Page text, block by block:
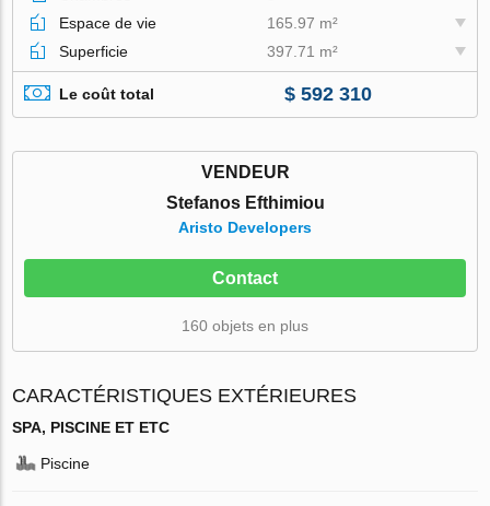
Espace de vie
165.97 m²
Superficie
397.71 m²
Le coût total $ 592 310
VENDEUR
Stefanos Efthimiou
Aristo Developers
Contact
160 objets en plus
CARACTÉRISTIQUES EXTÉRIEURES
SPA, PISCINE ET ETC
Piscine